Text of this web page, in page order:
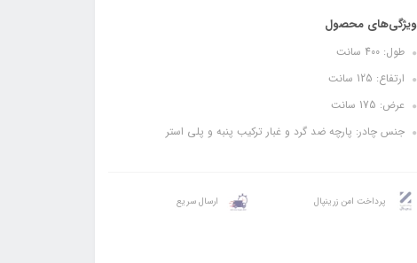
ویژگی‌های محصول
طول: 400 سانت
ارتفاع: 125 سانت
عرض: 175 سانت
جنس چادر: پارچه ضد گرد و غبار ترکیب پنبه و پلی استر
پرداخت امن زرینپال ارسال سریع